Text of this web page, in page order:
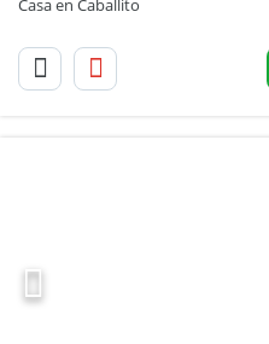
Casa en Caballito